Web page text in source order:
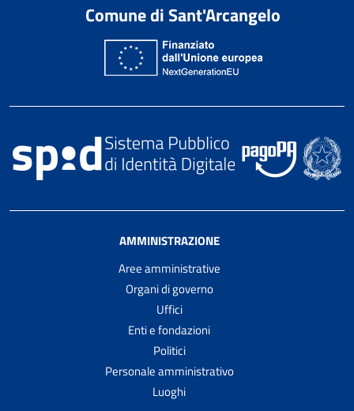
Comune di Sant'Arcangelo
AMMINISTRAZIONE
Aree amministrative
Organi di governo
Uffici
Enti e fondazioni
Politici
Personale amministrativo
Luoghi